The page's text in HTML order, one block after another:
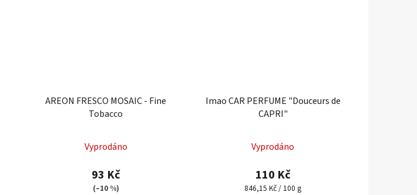
AREON FRESCO MOSAIC - Fine
Tobacco
Vyprodáno
93 Kč
(–10 %)
Imao CAR PERFUME "Douceurs de
CAPRI"
Vyprodáno
110 Kč
Měrná
846,15 Kč / 100 g